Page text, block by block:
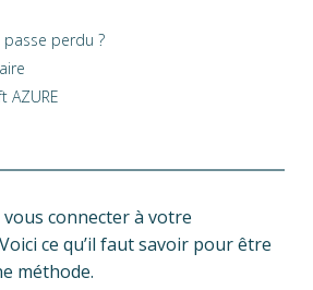
perdu ?
AZURE
vous connecter à votre
ce qu’il faut savoir pour être
méthode.